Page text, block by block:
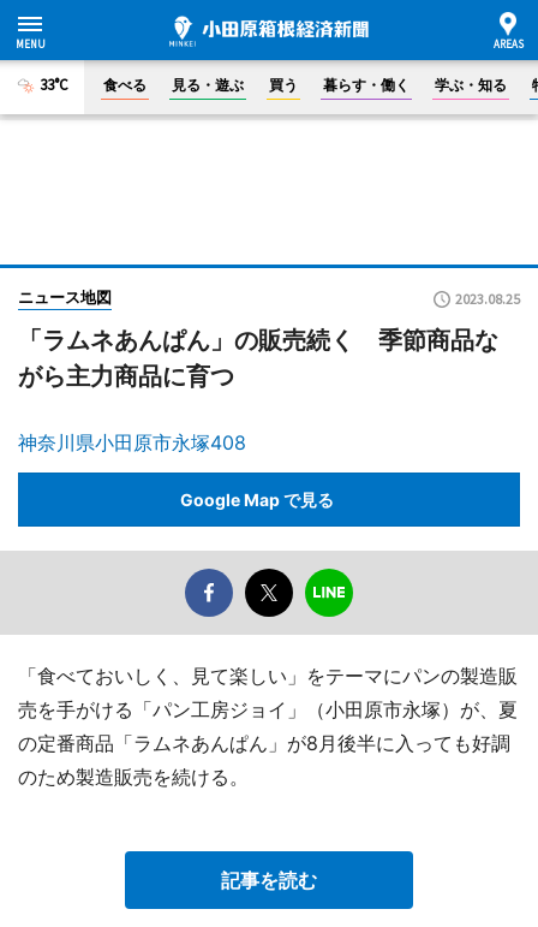
33°C 食べる 見る・遊ぶ 買う 暮らす・働く 学ぶ・知る
ニュース地図 2023.08.25
「ラムネあんぱん」の販売続く 季節商品な
がら主力商品に育つ
神奈川県小田原市永塚408
Google Map で見る
「食べておいしく、見て楽しい」をテーマにパンの製造販
売を手がける「パン工房ジョイ」（小田原市永塚）が、夏
の定番商品「ラムネあんぱん」が8月後半に入っても好調
のため製造販売を続ける。
記事を読む